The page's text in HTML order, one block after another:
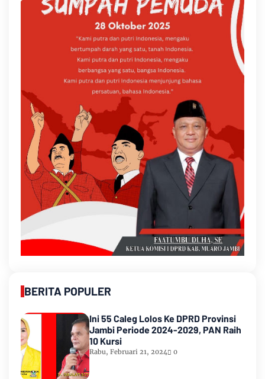
BERITA POPULER
Ini 55 Caleg Lolos Ke DPRD Provinsi
Jambi Periode 2024-2029, PAN Raih
10 Kursi
Rabu, Februari 21, 2024 0